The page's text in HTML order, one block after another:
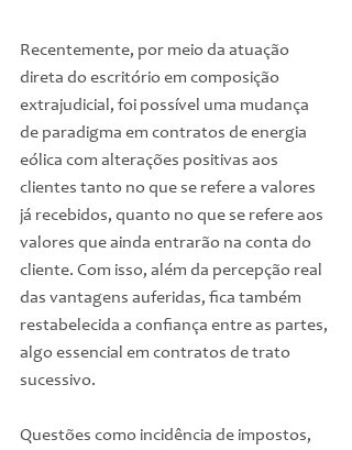
Recentemente, por meio da atuação
direta do escritório em composição
extrajudicial, foi possível uma mudança
de paradigma em contratos de energia
eólica com alterações positivas aos
clientes tanto no que se refere a valores
já recebidos, quanto no que se refere aos
valores que ainda entrarão na conta do
cliente. Com isso, além da percepção real
das vantagens auferidas, fica também
restabelecida a confiança entre as partes,
algo essencial em contratos de trato
sucessivo.
Questões como incidência de impostos,